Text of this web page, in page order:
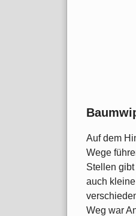
Auf dem
Wege
Stellen
auch
Weg war